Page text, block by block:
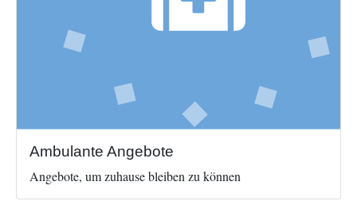
Ambulante Angebote
Angebote, um zuhause bleiben zu können